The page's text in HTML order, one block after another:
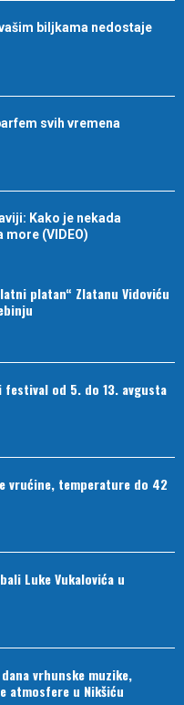
biljkama nedostaje
svih vremena
Kako je nekada
(VIDEO)
platan“ Zlatanu Vidoviću
festival od 5. do 13. avgusta
vrućine, temperature do 42
Luke Vukalovića u
vrhunske muzike,
atmosfere u Nikšiću